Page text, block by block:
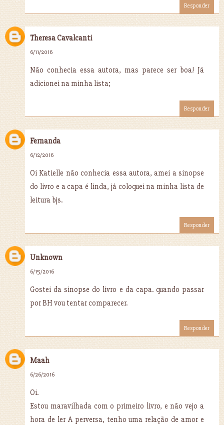
Responder
Theresa Cavalcanti
6/11/2016
Não conhecia essa autora, mas parece ser boa! Já
adicionei na minha lista;
Responder
Fernanda
6/12/2016
Oi Katielle não conhecia essa autora, amei a sinopse
do livro e a capa é linda, já coloquei na minha lista de
leitura bjs.
Responder
Unknown
6/15/2016
Gostei da sinopse do livro e da capa. quando passar
por BH vou tentar comparecer.
Responder
Maah
6/26/2016
Oi.
Estou maravilhada com o primeiro livro, e não vejo a
hora de ler A perversa, tenho uma relação de amor e